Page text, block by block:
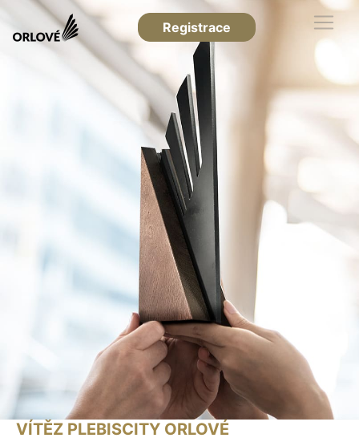
Registrace
VÍTĚZ PLEBISCITY ORLOVÉ